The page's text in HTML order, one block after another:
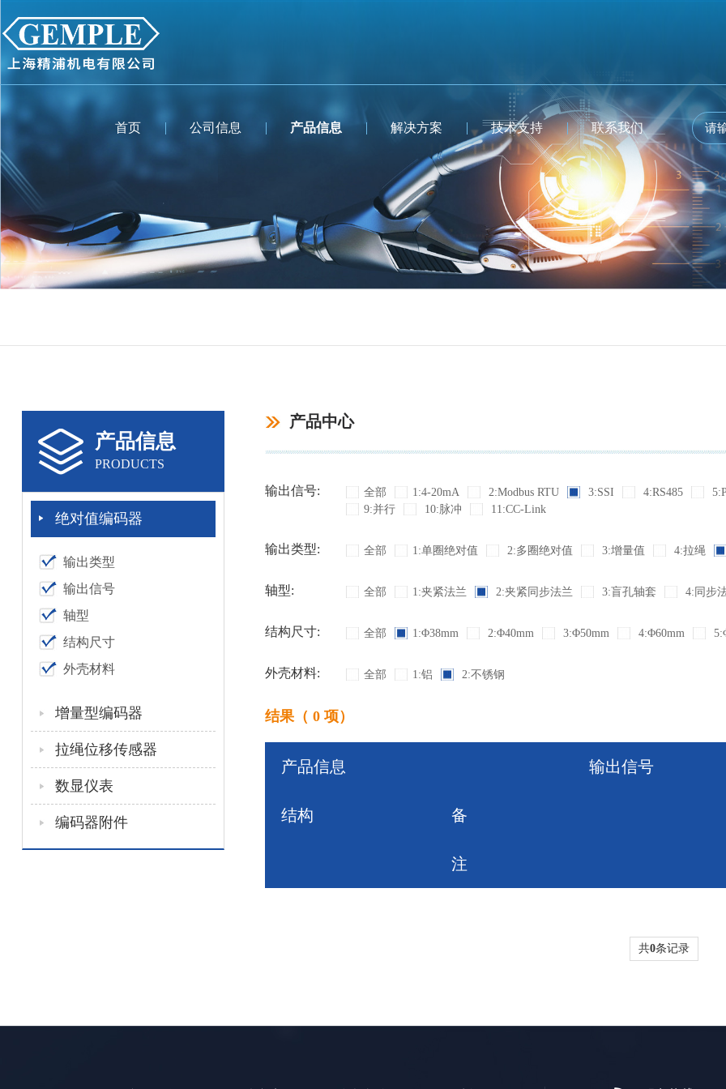
首页 公司信息 产品信息 解决方案 技术支持 联系我们
产品信息
PRODUCTS
绝对值编码器
输出类型
输出信号
轴型
结构尺寸
外壳材料
增量型编码器
拉绳位移传感器
数显仪表
编码器附件
产品中心
输出信号: 全部 1:4-20mA 2:Modbus RTU 3:SSI 4:RS485
9:并行
10:脉冲 11:CC-Link
输出类型: 全部 1:单圈绝对值 2:多圈绝对值 3:增量值 4:拉绳
轴型: 全部 1:夹紧法兰 2:夹紧同步法兰 3:盲孔轴套 4:同步
结构尺寸: 全部 1:Φ38mm 2:Φ40mm 3:Φ50mm 4:Φ60mm
外壳材料: 全部 1:铝 2:不锈钢
结果（ 0 项）
产品信息 输出信号
结构 备
注
共0条记录